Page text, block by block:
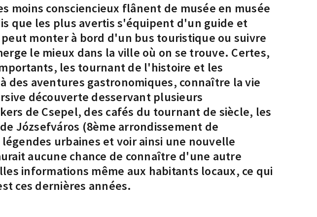
moins consciencieux flânent de musée en musée
que les plus avertis s'équipent d'un guide et
monter à bord d'un bus touristique ou suivre
le mieux dans la ville où on se trouve. Certes,
les tournant de l'histoire et les
des aventures gastronomiques, connaître la vie
découverte desservant plusieurs
de Csepel, des cafés du tournant de siècle, les
Józsefváros (8ème arrondissement de
urbaines et voir ainsi une nouvelle
aucune chance de connaître d'une autre
informations même aux habitants locaux, ce qui
ces dernières années.